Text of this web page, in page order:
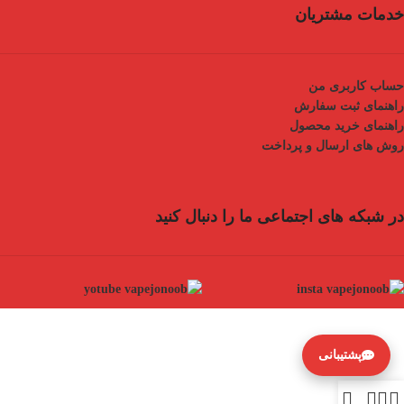
خدمات مشتریان
حساب کاربری من
راهنمای ثبت سفارش
راهنمای خرید محصول
روش های ارسال و پرداخت
در شبکه های اجتماعی ما را دنبال کنید
پشتیبانی